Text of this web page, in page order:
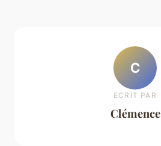
C
ECRIT PAR
Clémence